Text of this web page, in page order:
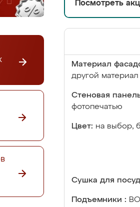
Посмотреть
Материал
другой
Стеновая
фотопечатью
Цвет: на выбор,
Сушка для
Подъемники :